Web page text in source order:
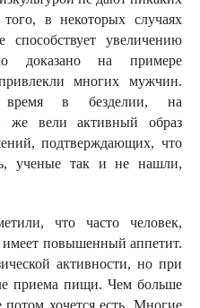
в некоторых случаях
способствует увеличению
доказано на примере
многих мужчин.
время в безделии, на
же вели активный образ
подтверждающих, что
ученые так и не нашли,
что часто человек,
имеет повышенный аппетит.
активности, но при
приема пищи. Чем больше
потом хочется есть. Многие